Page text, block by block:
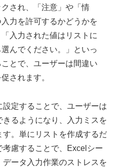
され、「注意」や「情
力を許可するかどうかを
入力された値はリストに
んでください。」といっ
とで、ユーザーは間違い
されます。
定することで、ユーザーは
るようになり、入力ミスを
。単にリストを作成するだ
慮することで、Excelシー
データ入力作業のストレスを